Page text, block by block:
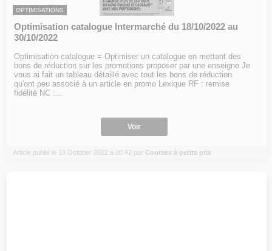
OPTIMISATIONS
Optimisation catalogue Intermarché du 18/10/2022 au
30/10/2022
Optimisation catalogue = Optimiser un catalogue en mettant des
bons de réduction sur les promotions proposer par une enseigne Je
vous ai fait un tableau détaillé avec tout les bons de réduction
qu'ont peu associé à un article en promo Lexique RF : remise
fidélité NC :...
Voir
Article publié le 18 October 2022 à 20:42 par Courses à petits prix